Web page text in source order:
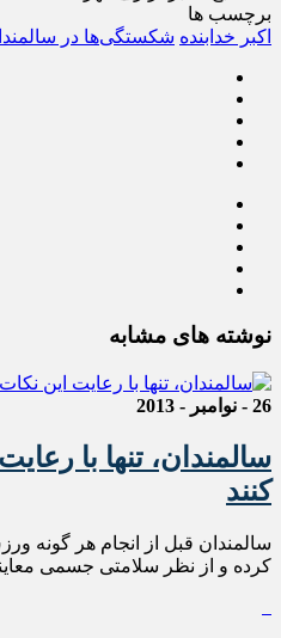
برچسب ها
اکبر خدابنده شکستگی‌ها در
نوشته های مشابه
26 - نوامبر - 2013
سالمندان، تنها با
کنند
سالمندان قبل از انجام هر گونه
کرده و از نظر سلامتی جسمی